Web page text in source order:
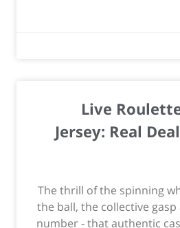
Live
Jersey: Real
The thrill of the spinning
the ball, the collective
number - that authentic